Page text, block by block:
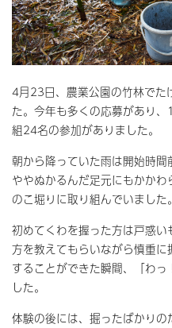
4月23日、農業公園の竹林でた
た。今年も多くの応募があり
組24名の参加がありました。
朝から降っていた雨は開始時間
ややぬかるんだ足元にもかか
のこ堀りに取り組んでいました。
初めてくわを握った方は戸惑
方を教えてもらいながら慎重
することができた瞬間、「わ
した。
体験の後には、掘ったばかり